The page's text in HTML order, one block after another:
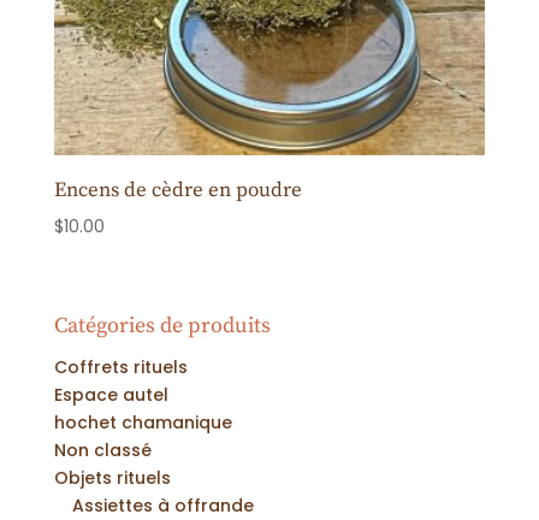
Encens de cèdre en poudre
$10.00
Catégories de produits
Coffrets rituels
Espace autel
hochet chamanique
Non classé
Objets rituels
Assiettes à offrande